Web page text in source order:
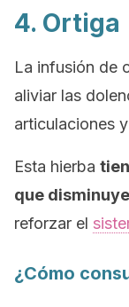
4. Ortiga
La infusión de
aliviar las
articulaciones
Esta hierba
que
reforzar el
¿Cómo